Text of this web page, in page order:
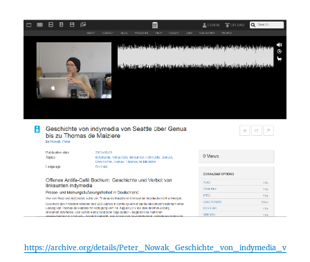
https://archive.org/details/Peter_Nowak_Geschichte_von_indymedia_v